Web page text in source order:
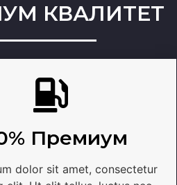
КВАЛИТЕТ
Премиум
dolor sit amet, consectetur